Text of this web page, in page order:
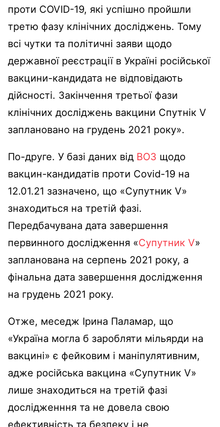
проти COVID-19, які успішно пройшли
третю фазу клінічних досліджень. Тому
всі чутки та політичні заяви щодо
державної реєстрації в Україні російської
вакцини-кандидата не відповідають
дійсності. Закінчення третьої фази
клінічних досліджень вакцини Спутнік V
заплановано на грудень 2021 року».
По-друге. У базі даних від ВОЗ щодо
вакцин-кандидатів проти Covid-19 на
12.01.21 зазначено, що «Супутник V»
знаходиться на третій фазі.
Передбачувана дата завершення
первинного дослідження «Супутник V»
запланована на серпень 2021 року, а
фінальна дата завершення дослідження
на грудень 2021 року.
Отже, меседж Ірина Паламар, що
«Україна могла б заробляти мільярди на
вакцині» є фейковим і маніпулятивним,
адже російська вакцина «Супутник V»
лише знаходиться на третій фазі
дослідженння та не довела свою